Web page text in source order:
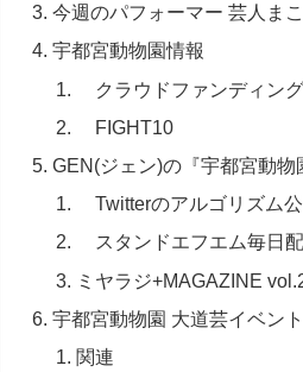
今週のパフォーマー 芸人ま
宇都宮動物園情報
クラウドファンディン
FIGHT10
GEN(ジェン)の『宇都宮動
Twitterのアルゴリズム
スタンドエフエム毎日配
ミヤラジ+MAGAZINE
宇都宮動物園 大道芸イベン
関連